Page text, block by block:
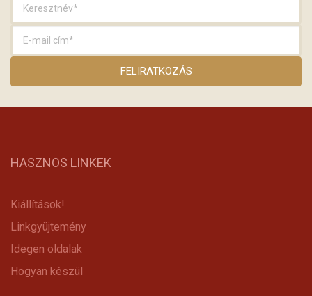
HASZNOS LINKEK
Kiállítások!
Linkgyüjtemény
Idegen oldalak
Hogyan készül